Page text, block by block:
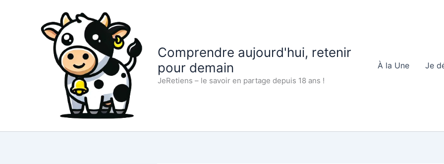
Comprendre aujourd'hui, retenir
pour demain
JeRetiens – le savoir en partage depuis 18 ans !
À la Une Je